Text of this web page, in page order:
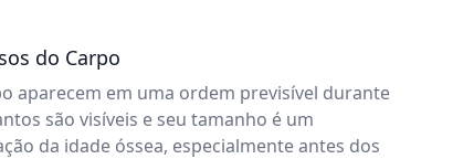
do Carpo
aparecem em uma ordem previsível durante
são visíveis e seu tamanho é um
da idade óssea, especialmente antes dos